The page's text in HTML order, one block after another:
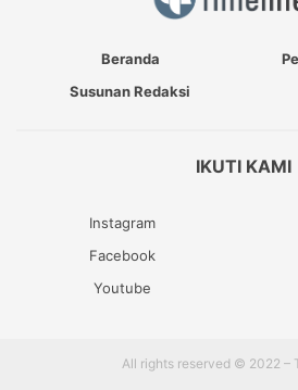
Beranda
Susunan Redaksi
IKUTI KAMI
Instagram
Facebook
Youtube
All rights reserved © 2022 –